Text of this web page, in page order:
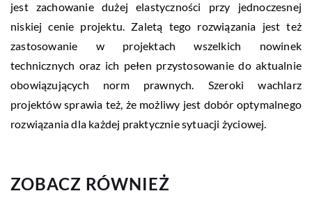
jest zachowanie dużej elastyczności przy jednoczesnej
niskiej cenie projektu. Zaletą tego rozwiązania jest też
zastosowanie w projektach wszelkich nowinek
technicznych oraz ich pełen przystosowanie do aktualnie
obowiązujących norm prawnych. Szeroki wachlarz
projektów sprawia też, że możliwy jest dobór optymalnego
rozwiązania dla każdej praktycznie sytuacji życiowej.
ZOBACZ RÓWNIEŻ